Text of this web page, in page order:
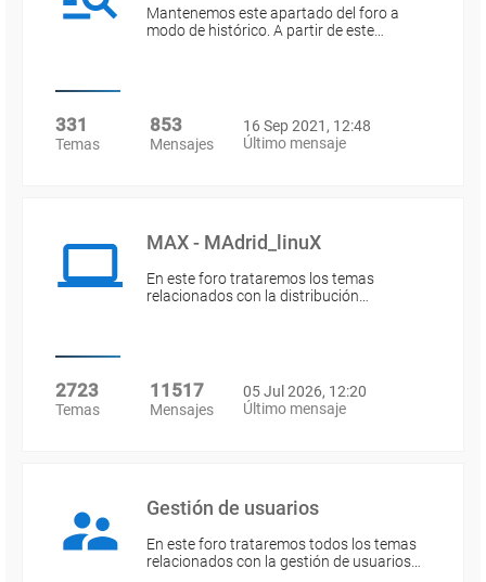
Mantenemos este apartado del foro a
modo de histórico. A partir de este…
331
Temas
853
Mensajes
16 Sep 2021, 12:48
Último mensaje
MAX - MAdrid_linuX
En este foro trataremos los temas
relacionados con la distribución…
2723
Temas
11517
Mensajes
05 Jul 2026, 12:20
Último mensaje
Gestión de usuarios
En este foro trataremos todos los temas
relacionados con la gestión de usuarios…